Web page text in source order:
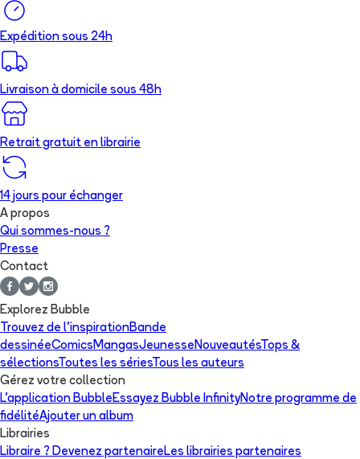
Expédition sous 24h
Livraison à domicile sous 48h
Retrait gratuit en librairie
14 jours pour échanger
A propos
Qui sommes-nous ?
Presse
Contact
Explorez Bubble
Trouvez de l'inspirationBande
dessinéeComics MangasJeunesse NouveautésTops &
sélectionsToutes les sériesTous les auteurs
Gérez votre collection
L'application Bubble Essayez Bubble InfinityNotre programme de
fidélitéAjouter un album
Librairies
Libraire ? Devenez partenaire Les librairies partenaires